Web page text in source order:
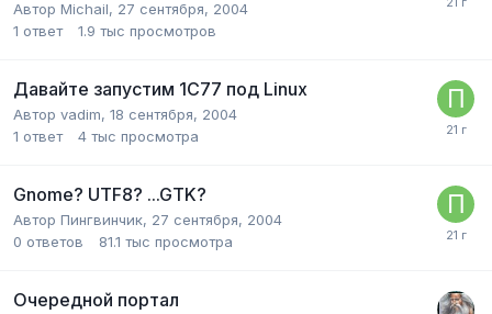
Автор Michail, 27 сентября, 2004
1 ответ 1.9 тыс просмотров
Давайте запустим 1С77 под Linux
Автор vadim, 18 сентября, 2004
1 ответ 4 тыс просмотра
Gnome? UTF8? ...GTK?
Автор Пингвинчик, 27 сентября, 2004
0 ответов 81.1 тыс просмотра
Очередной портал